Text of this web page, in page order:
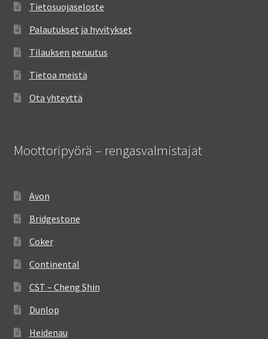
Tietosuojaseloste
Palautukset ja hyvitykset
Tilauksen peruutus
Tietoa meistä
Ota yhteyttä
Moottoripyörä – rengasvalmistajat
Avon
Bridgestone
Coker
Continental
CST – Cheng Shin
Dunlop
Heidenau